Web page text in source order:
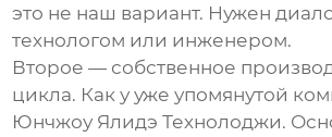
это не наш вариант. Нужен
технологом или инженером.
Второе — собственное
цикла. Как у уже упомянутой
Юнчжоу Ялидэ Технолоджи.